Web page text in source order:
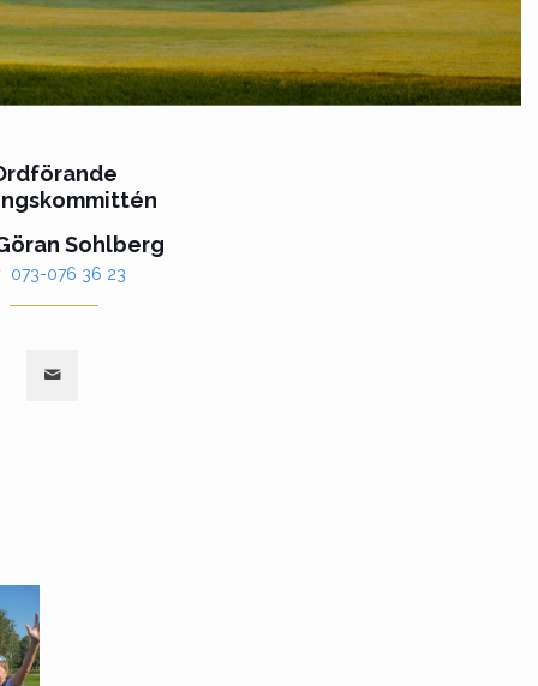
Sohlberg
073-076 36 23